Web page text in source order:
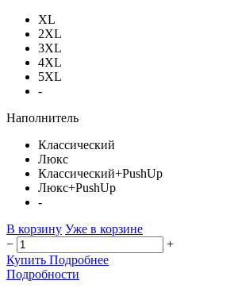
XL
2XL
3XL
4XL
5XL
-
Наполнитель
Классический
Люкс
Классический+PushUp
Люкс+PushUp
-
В корзину Уже в корзине
−
+
Купить Подробнее
Подробности